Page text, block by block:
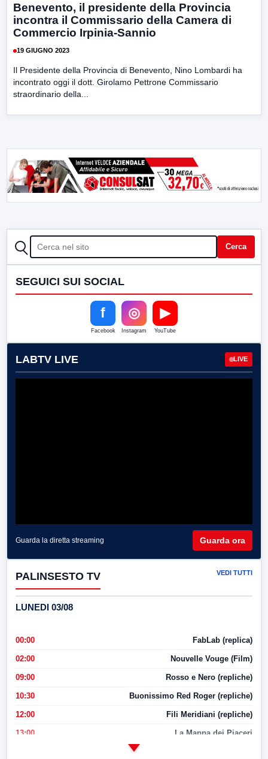
Benevento, il presidente della Provincia
incontra il Commissario della Camera di
Commercio Irpinia-Sannio
19 GIUGNO 2023
Il Presidente della Provincia di Benevento, Nino Lombardi ha
incontrato oggi il dott. Girolamo Pettrone Commissario
straordinario della...
CERCA Cerca
SEGUICI SUI SOCIAL
f
Facebook
◎
Instagram
▶
YouTube
LABTV LIVE LIVE
Guarda la diretta streaming Guarda ora
PALINSESTO TV VEDI TUTTI
LUNEDI 03/08
00:00 FabLab (replica)
02:00 Nouvelle Vouge (Film)
09:00 Rosso e Nero (repliche)
10:30 Buonissimo Red Roger (repliche)
12:00 Fili Meridiani (repliche)
13:00 La Mappa dei Piaceri